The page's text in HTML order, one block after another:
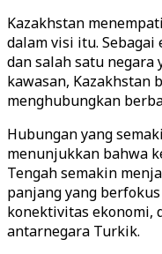
Kazakhstan
dalam visi itu.
dan salah satu
kawasan, Kazakhstan
menghubungkan
Hubungan yang
menunjukkan bahwa
Tengah semakin
panjang yang
konektivitas ekonomi,
antarnegara Turkik.